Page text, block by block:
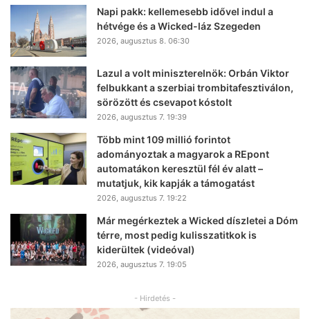
Napi pakk: kellemesebb idővel indul a
hétvége és a Wicked-láz Szegeden
2026, augusztus 8. 06:30
Lazul a volt miniszterelnök: Orbán Viktor
felbukkant a szerbiai trombitafesztiválon,
sörözött és csevapot kóstolt
2026, augusztus 7. 19:39
Több mint 109 millió forintot
adományoztak a magyarok a REpont
automatákon keresztül fél év alatt –
mutatjuk, kik kapják a támogatást
2026, augusztus 7. 19:22
Már megérkeztek a Wicked díszletei a Dóm
térre, most pedig kulisszatitkok is
kiderültek (videóval)
2026, augusztus 7. 19:05
- Hirdetés -